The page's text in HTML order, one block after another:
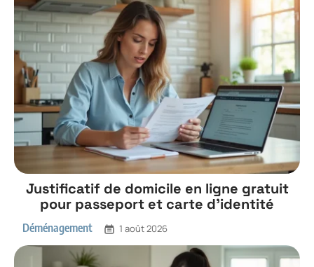
Justificatif de domicile en ligne gratuit
pour passeport et carte d’identité
Déménagement 1 août 2026